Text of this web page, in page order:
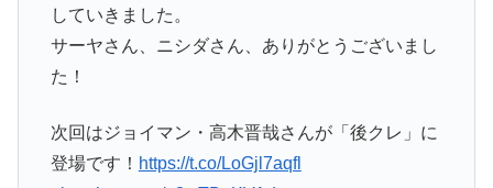
していきました。
サーヤさん、ニシダさん、ありがとうございまし
た！
次回はジョイマン・高木晋哉さんが「後クレ」に
登場です！ https://t.co/LoGjl7aqfl